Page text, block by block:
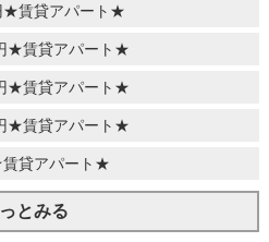
賃貸アパート★
★賃貸アパート★
★賃貸アパート★
★賃貸アパート★
貸アパート★
とみる